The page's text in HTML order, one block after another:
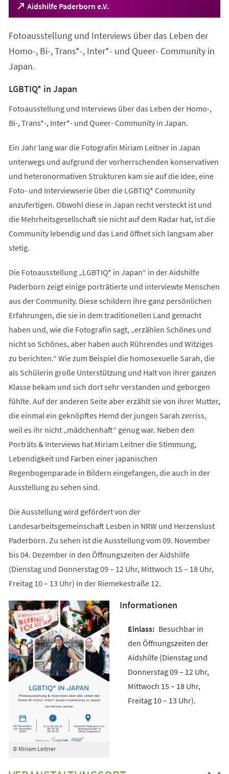
Aidshilfe Paderborn e.V.
(Öffnet
in
neuen
Fotoausstellung und Interviews über das Leben der
Homo-, Bi-, Trans*-, Inter*- und Queer- Community in
Japan.
LGBTIQ* in Japan
Fotoausstellung und Interviews über das Leben der Homo-,
Bi-, Trans*-, Inter*- und Queer- Community in Japan.
Ein Jahr lang war die Fotografin Miriam Leitner in Japan
unterwegs und aufgrund der vorherrschenden konservativen
und heteronormativen Strukturen kam sie auf die Idee, eine
Foto- und Interviewserie über die LGBTIQ* Community
anzufertigen. Obwohl diese in Japan recht versteckt ist und
die Mehrheitsgesellschaft sie nicht auf dem Radar hat, ist die
Community lebendig und das Land öffnet sich langsam aber
stetig.
Die Fotoausstellung „LGBTIQ* in Japan“ in der Aidshilfe
Paderborn zeigt einige porträtierte und interviewte Menschen
aus der Community. Diese schildern ihre ganz persönlichen
Erfahrungen, die sie in dem traditionellen Land gemacht
haben und, wie die Fotografin sagt, „erzählen Schönes und
nicht so Schönes, aber haben auch Rührendes und Witziges
zu berichten.“ Wie zum Beispiel die homosexuelle Sarah, die
als Schülerin große Unterstützung und Halt von ihrer ganzen
Klasse bekam und sich dort sehr verstanden und geborgen
fühlte. Auf der anderen Seite aber erzählt sie von ihrer Mutter,
die einmal ein geknöpftes Hemd der jungen Sarah zerriss,
weil es ihr nicht „mädchenhaft“ genug war. Neben den
Porträts & Interviews hat Miriam Leitner die Stimmung,
Lebendigkeit und Farben einer japanischen
Regenbogenparade in Bildern eingefangen, die auch in der
Ausstellung zu sehen sind.
Die Ausstellung wird gefördert von der
Landesarbeitsgemeinschaft Lesben in NRW und Herzenslust
Paderborn. Zu sehen ist die Ausstellung vom 09. November
bis 04. Dezember in den Öffnungszeiten der Aidshilfe
(Dienstag und Donnerstag 09 – 12 Uhr, Mittwoch 15 – 18 Uhr,
Freitag 10 – 13 Uhr) in der Riemekestraße 12.
© Miriam Leitner
Informationen
Besuchbar in
den Öffnungszeiten der
Aidshilfe (Dienstag und
Donnerstag 09 – 12 Uhr,
Mittwoch 15 – 18 Uhr,
Freitag 10 – 13 Uhr).